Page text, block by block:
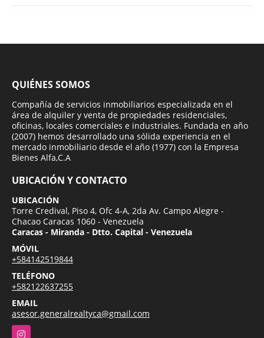
QUIÉNES SOMOS
Compañía de servicios inmobiliarios especializada en el
área de alquiler y venta de propiedades residenciales,
oficinas, locales comerciales e industriales. Fundada en año
(2007) hemos desarrollado una sólida experiencia en el
mercado inmobiliario desde el año (1977) con la Empresa
Bienes Alfa,C.A
UBICACIÓN Y CONTACTO
UBICACIÓN
Torre Credival, Piso 4, Ofc 4-A, 2da Av. Campo Alegre -
Chacao Caracas 1060 - Venezuela
Caracas - Miranda - Dtto. Capital - Venezuela
MÓVIL
+584142519844
TELÉFONO
+582122637255
EMAIL
asesor.generalrealtyca@gmail.com
Instagram